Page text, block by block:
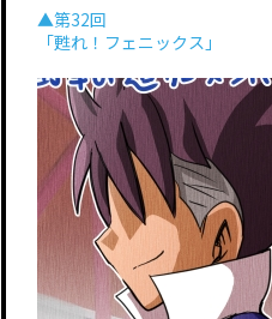
▲第32回
「甦れ！フェニックス」